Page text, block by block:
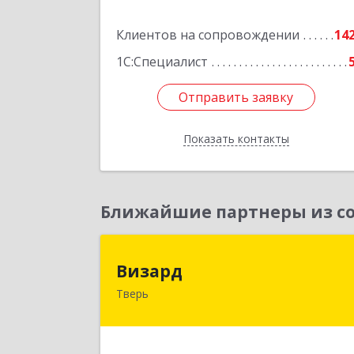
Клиентов на сопровождении
1С:Специалист
Отправить заявку
Показать контакты
Отправить заявку
Назад
Ближайшие партнеры из
Визард
Тверь